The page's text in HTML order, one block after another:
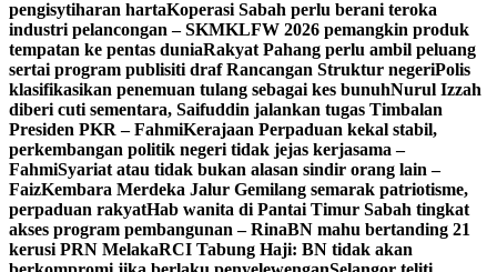
pengisytiharan hartaKoperasi Sabah perlu berani teroka
industri pelancongan – SKMKLFW 2026 pemangkin produk
tempatan ke pentas duniaRakyat Pahang perlu ambil peluang
sertai program publisiti draf Rancangan Struktur negeriPolis
klasifikasikan penemuan tulang sebagai kes bunuhNurul Izzah
diberi cuti sementara, Saifuddin jalankan tugas Timbalan
Presiden PKR – FahmiKerajaan Perpaduan kekal stabil,
perkembangan politik negeri tidak jejas kerjasama –
FahmiSyariat atau tidak bukan alasan sindir orang lain –
FaizKembara Merdeka Jalur Gemilang semarak patriotisme,
perpaduan rakyatHab wanita di Pantai Timur Sabah tingkat
akses program pembangunan – RinaBN mahu bertanding 21
kerusi PRN MelakaRCI Tabung Haji: BN tidak akan